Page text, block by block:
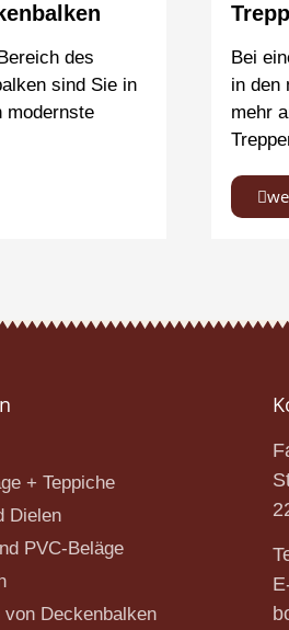
des
sind Sie in
modernste
Bei
in den
mehr
+ Teppiche
Dielen
PVC-Beläge
von Deckenbalken